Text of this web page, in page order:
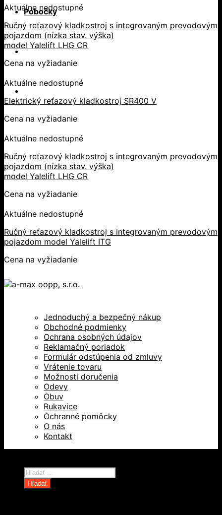
Pobočky
Aktuálne nedostupné
Ručný reťazový kladkostroj s integrovaným prevodovým
pojazdom (nízka stav. výška)
model Yalelift LHG CR
Cena na vyžiadanie
Aktuálne nedostupné
Elektrický reťazový kladkostroj SR400 V
Cena na vyžiadanie
Aktuálne nedostupné
Ručný reťazový kladkostroj s integrovaným prevodovým
pojazdom (nízka stav. výška)
model Yalelift LHG CR
Cena na vyžiadanie
Aktuálne nedostupné
Ručný reťazový kladkostroj s integrovaným prevodovým
pojazdom model Yalelift ITG
Cena na vyžiadanie
Jednoduchý a bezpečný nákup
Obchodné podmienky
Ochrana osobných údajov
Reklamačný poriadok
Formulár odstúpenia od zmluvy
Vrátenie tovaru
Možnosti doručenia
Odevy
Obuv
Rukavice
Ochranné pomôcky
O nás
Kontakt
Products
search
Hľadať